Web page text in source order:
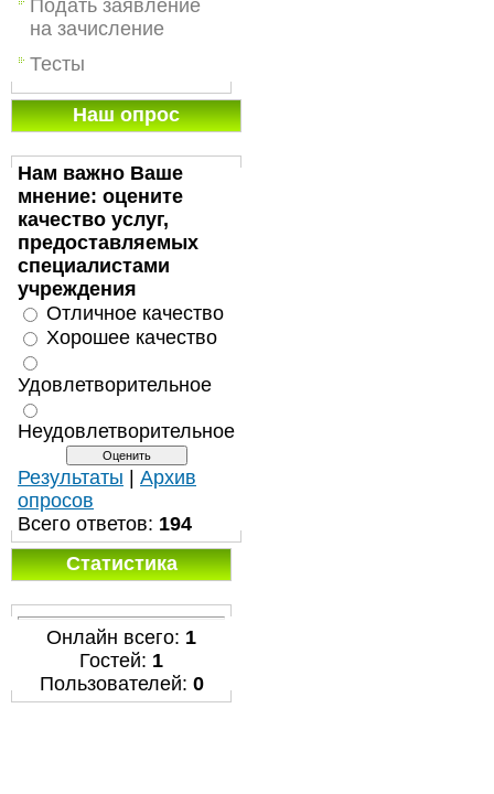
Подать заявление
на зачисление
Тесты
Наш опрос
Нам важно Ваше
мнение: оцените
качество услуг,
предоставляемых
специалистами
учреждения
Отличное качество
Хорошее качество
Удовлетворительное
Неудовлетворительное
Результаты
Архив
опросов
Всего ответов: 194
Статистика
Онлайн всего: 1
Гостей: 1
Пользователей: 0